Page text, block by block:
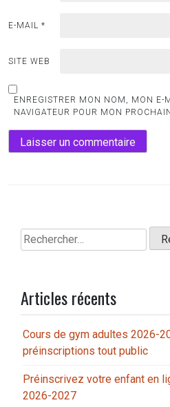
E-MAIL *
SITE WEB
ENREGISTRER MON NOM, MON E-
NAVIGATEUR POUR MON
Rechercher :
Articles récents
Cours de gym adultes 2026-
préinscriptions tout public
Préinscrivez votre enfant en
2026-2027